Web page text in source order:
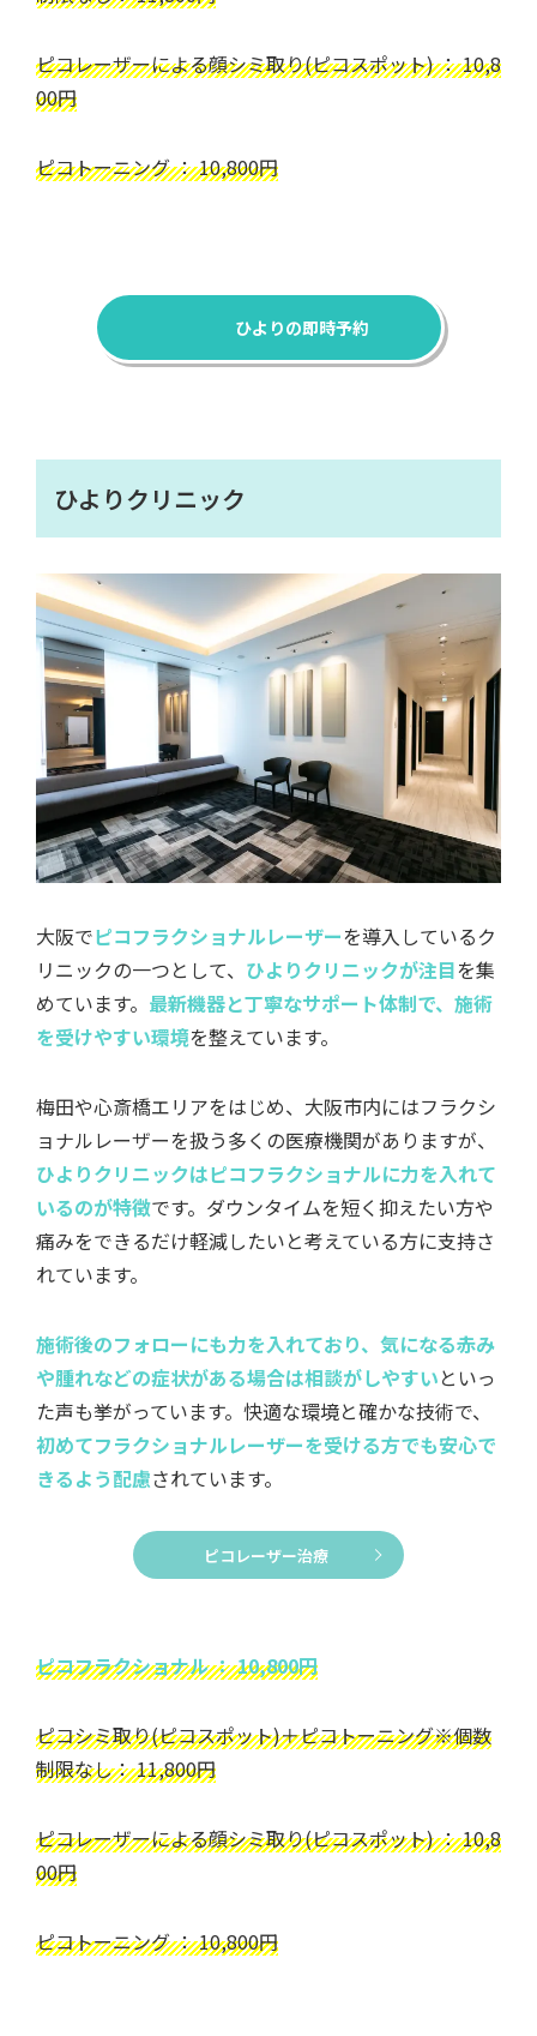
ピコレーザーによる顔シミ取り(ピコスポット) ： 10,8
00円
ピコトーニング ： 10,800円
ひよりの即時予約
ひよりクリニック
大阪でピコフラクショナルレーザーを導入しているク
リニックの一つとして、 ひよりクリニックが注目を集
めています。 最新機器と丁寧なサポート体制で、施術
を受けやすい環境を整えています。
梅田や心斎橋エリアをはじめ、大阪市内にはフラクシ
ョナルレーザーを扱う多くの医療機関がありますが、
ひよりクリニックはピコフラクショナルに力を入れて
いるのが特徴です。ダウンタイムを短く抑えたい方や
痛みをできるだけ軽減したいと考えている方に支持さ
れています。
施術後のフォローにも力を入れており、気になる赤み
や腫れなどの症状がある場合は相談がしやすいといっ
た声も挙がっています。快適な環境と確かな技術で、
初めてフラクショナルレーザーを受ける方でも安心で
きるよう配慮されています。
ピコレーザー治療
ピコフラクショナル ： 10,800円
ピコシミ取り(ピコスポット)＋ピコトーニング※個数
制限なし： 11,800円
ピコレーザーによる顔シミ取り(ピコスポット) ： 10,8
00円
ピコトーニング ： 10,800円